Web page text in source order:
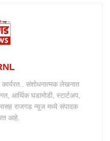
कार्यरत.. संशोधनात्मक लेखनात
आर्थिक घडामोडी, स्टार्टअप,
राजगड न्यूज मध्ये संपादक
आहे.